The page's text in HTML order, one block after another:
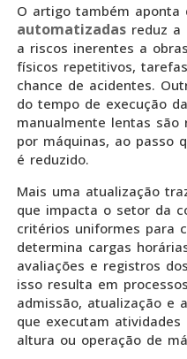
O artigo também aponta
automatizadas reduz a
a riscos inerentes a
físicos repetitivos,
chance de acidentes.
do tempo de execução
manualmente lentas são
por máquinas, ao passo
é reduzido.
Mais uma atualização
que impacta o setor da
critérios uniformes para
determina cargas
avaliações e registros
isso resulta em
admissão, atualização e
que executam
altura ou operação de